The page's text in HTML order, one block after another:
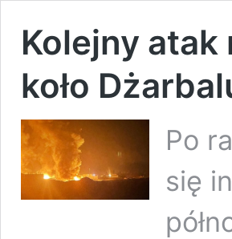
Kolejny
koło
Po
się